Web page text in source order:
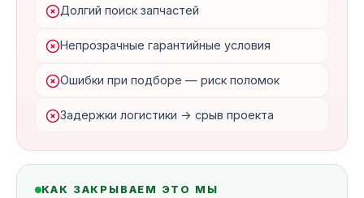
Долгий поиск запчастей
Непрозрачные гарантийные условия
Ошибки при подборе — риск поломок
Задержки логистики → срыв проекта
КАК ЗАКРЫВАЕМ ЭТО МЫ